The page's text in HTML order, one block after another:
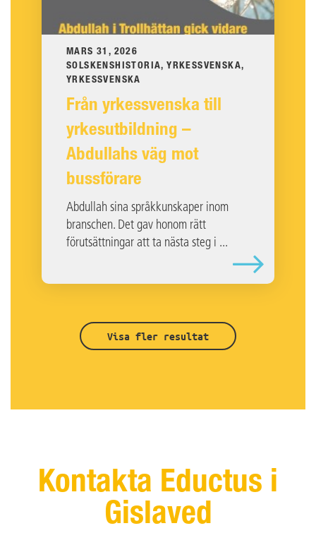
MARS 31, 2026
SOLSKENSHISTORIA, YRKESSVENSKA,
YRKESSVENSKA
Från yrkessvenska till
yrkesutbildning –
Abdullahs väg mot
bussförare
Abdullah sina språkkunskaper inom
branschen. Det gav honom rätt
förutsättningar att ta nästa steg i ...
Visa fler resultat
Kontakta Eductus i
Gislaved